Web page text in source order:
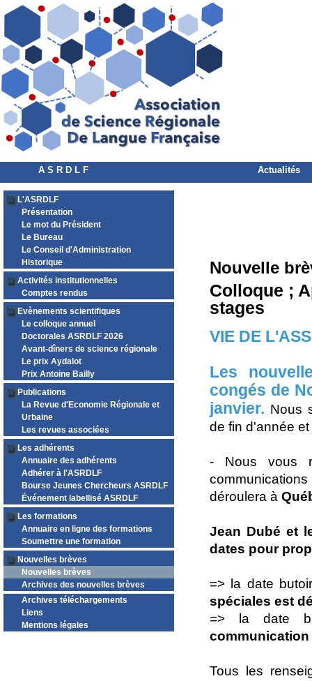
A S R D L F Actualités
L'ASRDLF
Présentation
Le mot du Président
Le Bureau
Le Conseil d'Administration
Historique
Activités institutionnelles
Comptes rendus
Evènements scientifiques
Le colloque annuel
Doctorales ASRDLF 2026
Avant-dîners de science régionale
Le prix Aydalot
Prix Antoine Bailly
Publications
La Revue d'Economie Régionale et
Urbaine
Les revues associées
Les adhérents
Annuaire des adhérents
Adhérer à l'ASRDLF
Bourse Jeunes Chercheurs ASRDLF
Événement labellisé ASRDLF
Les formations
Annuaire en ligne des formations
Soumettre une formation
Nouvelles brèves
Nouvelles brèves
Archives des nouvelles brèves
Archives téléchargements
Liens
Mentions légales
Nouvelle
Colloque ;
stages
VIE DE
Les
congés de
janvier. Nous
de fin d'année
- Nous vous
déroulera à
Jean Dubé et
dates pour
=> la date
spéciales est
=> la date
communication
Tous les